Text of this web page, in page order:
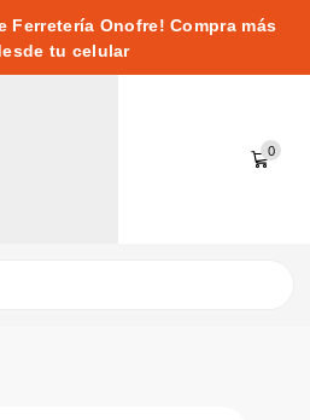
Ferretería Onofre! Compra más
tu celular
0